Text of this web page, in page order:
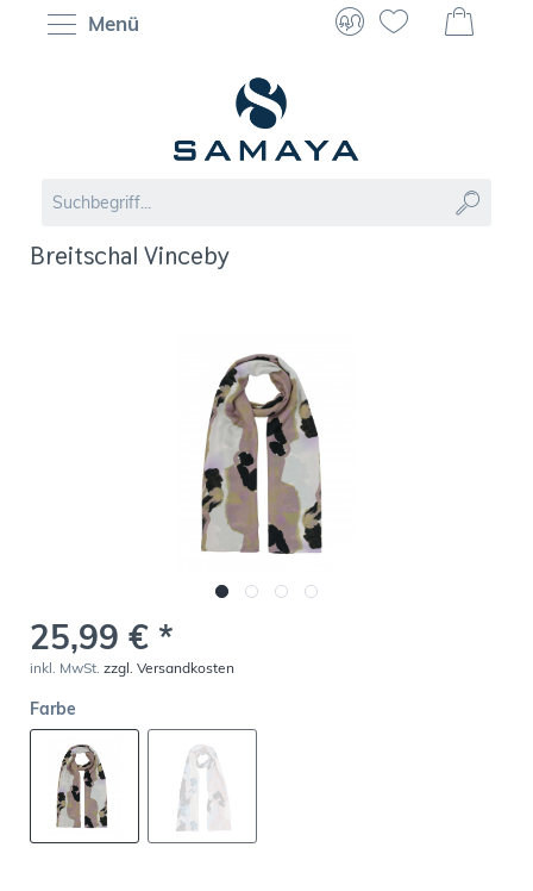
Menü
Breitschal Vinceby
25,99 € *
inkl. MwSt. zzgl. Versandkosten
Farbe